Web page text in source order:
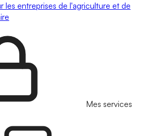
les entreprises de l'agriculture et de
Mes services